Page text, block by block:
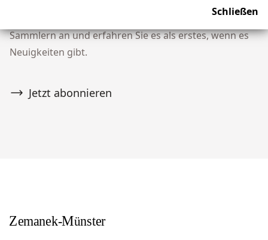
Schließen
unserer Community von über 10.000 Tribal Art
Sammlern an und erfahren Sie es als erstes, wenn es
Neuigkeiten gibt.
Jetzt abonnieren